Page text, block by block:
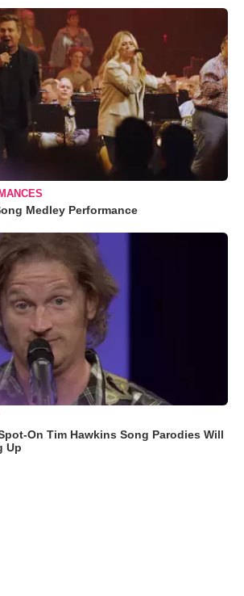
Medley Performance
On Tim Hawkins Song Parodies Will
Up